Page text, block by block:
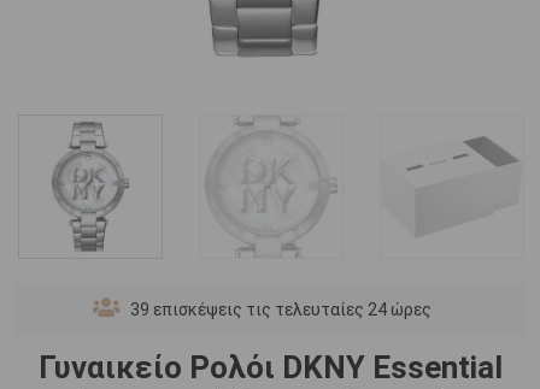
39 επισκέψεις τις τελευταίες 24 ώρες
Γυναικείο Ρολόι DKNY Essential